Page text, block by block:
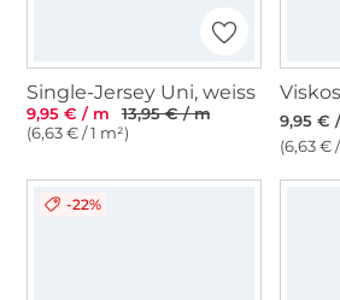
Single-Jersey Uni, weiss
9,95 € / m
13,95 € / m
(6,63 € / 1 m²)
9,95 €
(6,63 €
-22%